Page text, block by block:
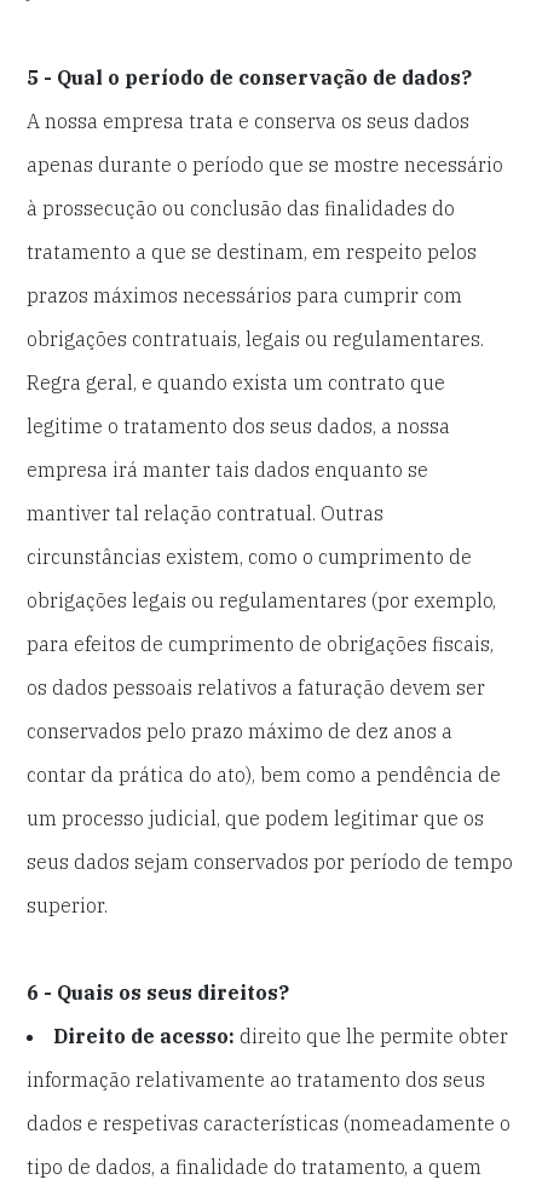
5 - Qual o período de conservação de dados?
A nossa empresa trata e conserva os seus dados
apenas durante o período que se mostre necessário
à prossecução ou conclusão das finalidades do
tratamento a que se destinam, em respeito pelos
prazos máximos necessários para cumprir com
obrigações contratuais, legais ou regulamentares.
Regra geral, e quando exista um contrato que
legitime o tratamento dos seus dados, a nossa
empresa irá manter tais dados enquanto se
mantiver tal relação contratual. Outras
circunstâncias existem, como o cumprimento de
obrigações legais ou regulamentares (por exemplo,
para efeitos de cumprimento de obrigações fiscais,
os dados pessoais relativos a faturação devem ser
conservados pelo prazo máximo de dez anos a
contar da prática do ato), bem como a pendência de
um processo judicial, que podem legitimar que os
seus dados sejam conservados por período de tempo
superior.
6 - Quais os seus direitos?
Direito de acesso: direito que lhe permite obter
informação relativamente ao tratamento dos seus
dados e respetivas características (nomeadamente o
tipo de dados, a finalidade do tratamento, a quem